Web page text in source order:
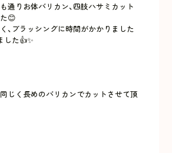
通りお体バリカン、四肢ハサミカット
😊
、ブラッシングに時間がかかりました
した👍✨
じく長めのバリカンでカットさせて頂